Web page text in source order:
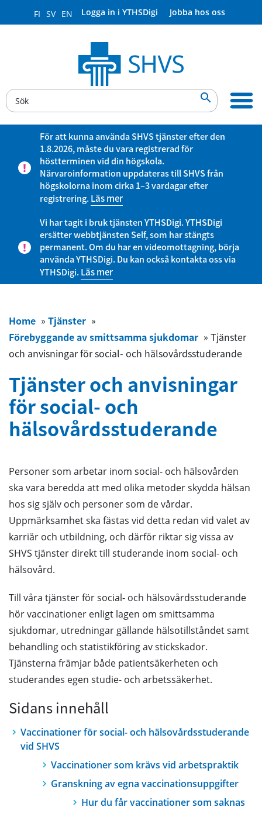
FI SV EN Logga in i YTHSDigi Jobba hos oss

För att kunna använda SHVS tjänster efter den
1.8.2026, måste du vara registrerad för
höstterminen vid din högskola.
Närvaroinformation uppdateras till SHVS från
högskolorna inom cirka 1–3 vardagar efter
registrering.Läs mer
Vi har tagit i bruk tjänsten YTHSDigi. YTHSDigi
ersätter webbtjänsten Self, som har stängts
permanent. Om du har en videomottagning, börja
använda YTHSDigi. Du kan också kontakta oss via
YTHSDigi.Läs mer
Home » Tjänster »
Förebyggande av smittsamma sjukdomar » Tjänster
och anvisningar för social- och hälsovårdsstuderande
Tjänster och anvisningar
för social- och
hälsovårdsstuderande
Personer som arbetar inom social- och hälsovården
ska vara beredda att med olika metoder skydda hälsan
hos sig själv och personer som de vårdar.
Uppmärksamhet ska fästas vid detta redan vid valet av
karriär och utbildning, och därför riktar sig vissa av
SHVS tjänster direkt till studerande inom social- och
hälsovård.
Till våra tjänster för social- och hälsovårdsstuderande
hör vaccinationer enligt lagen om smittsamma
sjukdomar, utredningar gällande hälsotillståndet samt
behandling och statistikföring av stickskador.
Tjänsterna främjar både patientsäkerheten och
studerandes egen studie- och arbetssäkerhet.
Sidans innehåll
Vaccinationer för social- och hälsovårdsstuderande
vid SHVS
Vaccinationer som krävs vid arbetspraktik
Granskning av egna vaccinationsuppgifter
Hur du får vaccinationer som saknas